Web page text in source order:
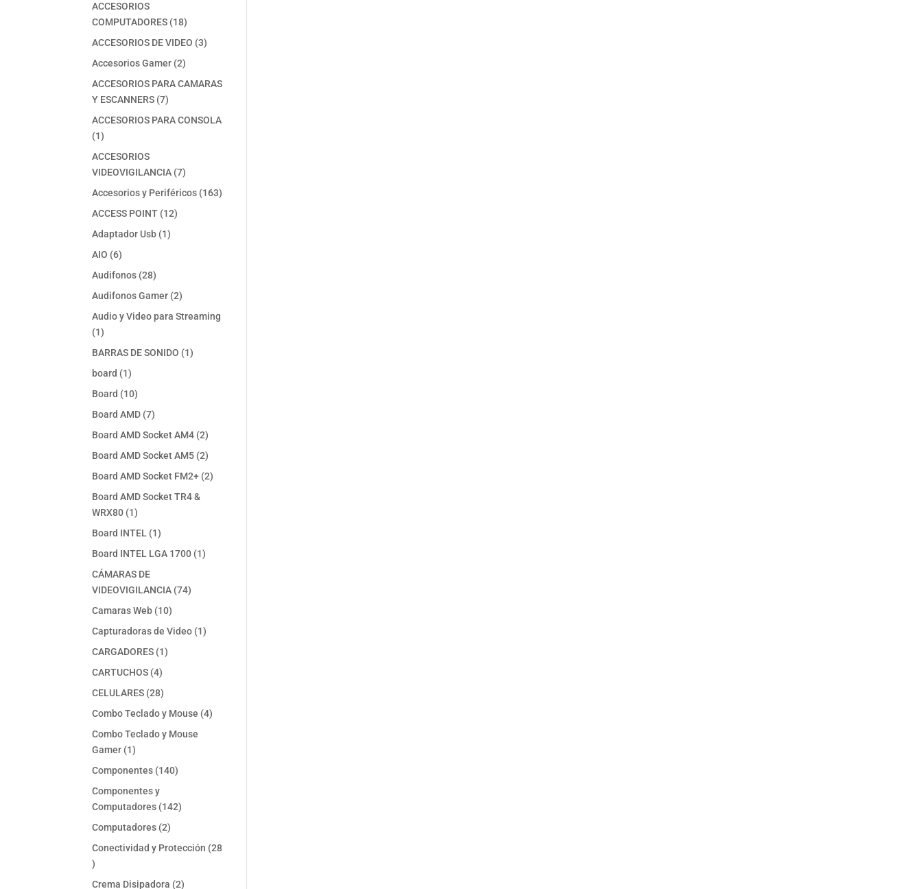
ACCESORIOS
COMPUTADORES 1818
productos
ACCESORIOS DE VIDEO 33
Accesorios Gamer 22
productos
ACCESORIOS PARA CAMARAS
Y ESCANNERS 77
productos
ACCESORIOS PARA CONSOLA
11
producto
ACCESORIOS
VIDEOVIGILANCIA 77
productos
Accesorios y Periféricos 163163
ACCESS POINT 1212
Adaptador Usb 11
AIO 66
productos
Audifonos 2828
productos
Audifonos Gamer 22
productos
Audio y Video para Streaming
11
producto
BARRAS DE SONIDO 11
board 11
producto
Board 1010
productos
Board AMD 77
productos
Board AMD Socket AM4 22
productos
Board AMD Socket AM5 22
productos
Board AMD Socket FM2+ 22
Board AMD Socket TR4 &
WRX80 11
producto
Board INTEL 11
producto
Board INTEL LGA 1700 11
CÁMARAS DE
VIDEOVIGILANCIA 7474
Camaras Web 1010
productos
Capturadoras de Video 11
CARGADORES 11
CARTUCHOS 44
productos
CELULARES 2828
productos
Combo Teclado y Mouse 44
Combo Teclado y Mouse
Gamer 11
producto
Componentes 140140
Componentes y
Computadores 142142
Computadores 22
productos
Conectividad y Protección 28
28
productos
Crema Disipadora 22